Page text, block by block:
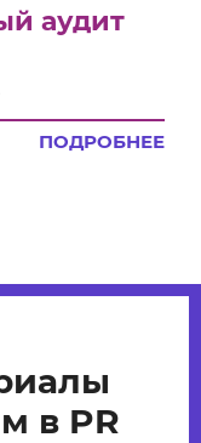
аудит
ПОДРОБНЕЕ
в PR